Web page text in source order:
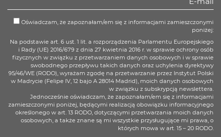
Oświadczam, że zapoznałam/em się z informacjami zamieszczonymi
poniżej:
Na podstawie art. 6 ust. 1 lit. a rozporządzenia Parlamentu Europejskiego
i Rady (UE) 2016/679 z dnia 27 kwietnia 2016 r. w sprawie ochrony osób
fizycznych w związku z przetwarzaniem danych osobowych i w sprawie
swobodnego przepływu takich danych oraz uchylenia dyrektywy
95/46/WE (RODO), wyrażam zgodę na przetwarzanie przez Instytut Polski
w Madrycie (Felipe IV, 12 bajo A 28014 Madrid), moich danych osobowych
w związku z subskrypcją newslettera.
Jednocześnie oświadczam, że zapoznałam/em się z informacjami
zamieszczonymi poniżej, będącymi realizacją obowiązku informacyjnego
określonego w art. 13 RODO, dotyczącymi przetwarzania moich danych
osobowych, a także znane są mi wszystkie przysługujące mi prawa, o
których mowa w art. 15 – 20 RODO.